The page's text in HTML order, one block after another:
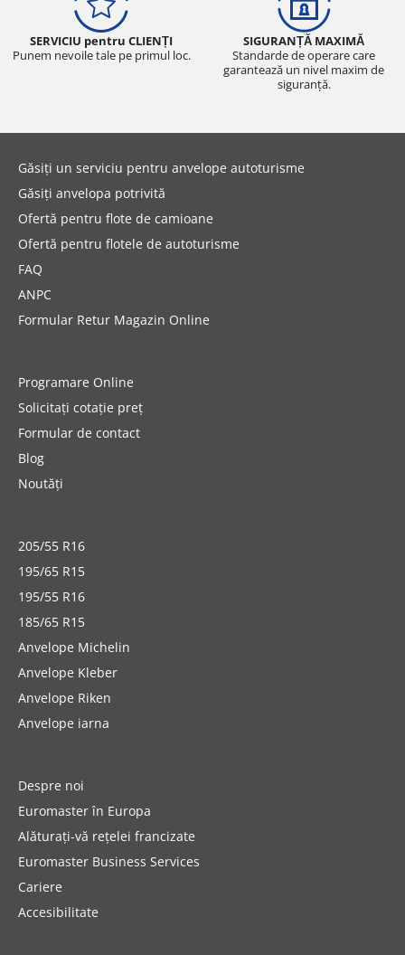
SERVICIU pentru CLIENȚI
Punem nevoile tale pe primul loc.
SIGURANȚĂ MAXIMĂ
Standarde de operare care
garantează un nivel maxim de
siguranță.
Găsiți un serviciu pentru anvelope autoturisme
Găsiți anvelopa potrivită
Ofertă pentru flote de camioane
Ofertă pentru flotele de autoturisme
FAQ
ANPC
Formular Retur Magazin Online
Programare Online
Solicitați cotație preț
Formular de contact
Blog
Noutăți
205/55 R16
195/65 R15
195/55 R16
185/65 R15
Anvelope Michelin
Anvelope Kleber
Anvelope Riken
Anvelope iarna
Despre noi
Euromaster în Europa
Alăturați-vă rețelei francizate
Euromaster Business Services
Cariere
Accesibilitate